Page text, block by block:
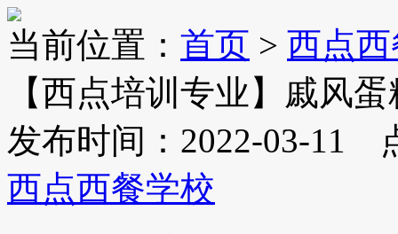
当前位置： 首页 > 西点
【西点培训专业】戚风
发布时间：2022-03-11
西点西餐学校